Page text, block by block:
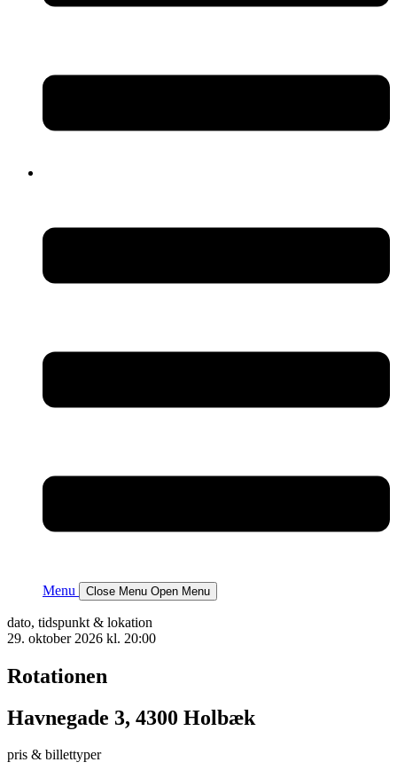
Menu Close Menu Open Menu
dato, tidspunkt & lokation
29. oktober 2026 kl. 20:00
Rotationen
Havnegade 3, 4300 Holbæk
pris & billettyper